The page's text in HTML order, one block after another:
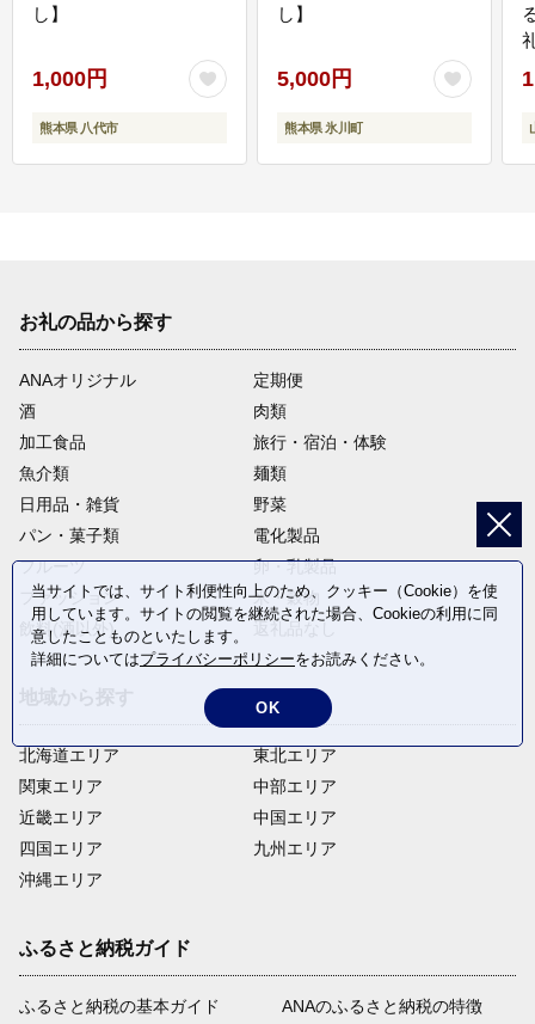
し】
1,000円
熊本県 八代市
し】
5,000円
熊本県 氷川町
お礼の品から探す
ANAオリジナル
定期便
酒
肉類
加工食品
旅行・宿泊・体験
魚介類
麺類
日用品・雑貨
野菜
パン・菓子類
電化製品
フルーツ
卵・乳製品
ファッション
米・穀物
飲料(酒以外)
北海道エリア
関東エリア
近畿エリア
四国エリア
沖縄エリア
東北エリア
中部エリア
中国エリア
九州エリア
ふるさと納税ガイド
ふるさと納税の基本ガイド
ANAのふるさと納税の特徴
当サイトでは、サイト利便性向上のため、クッキー（Cookie）を使
用しています。サイトの閲覧を継続された場合、Cookieの利用に同
意したことものといたします。
詳細についてはプライバシーポリシーをお読みください。
OK